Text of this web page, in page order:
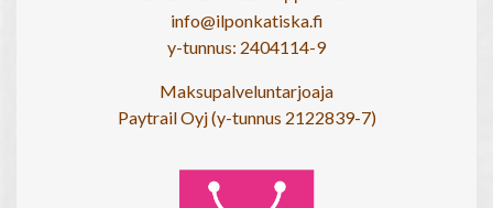
info@ilponkatiska.fi
y-tunnus: 2404114-9
Maksupalveluntarjoaja
Paytrail Oyj (y-tunnus 2122839-7)